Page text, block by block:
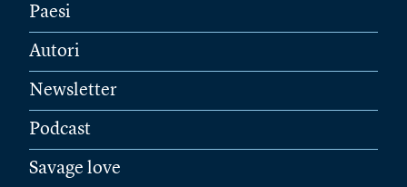
Paesi
Autori
Newsletter
Podcast
Savage love